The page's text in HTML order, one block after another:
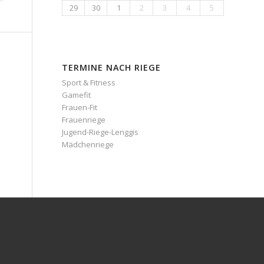
29
30 1 2 3 4 5
TERMINE NACH RIEGE
Sport & Fitness
Gamefit
Frauen-Fit
Frauenriege
Jugend-Riege-Lenggis
Mädchenriege